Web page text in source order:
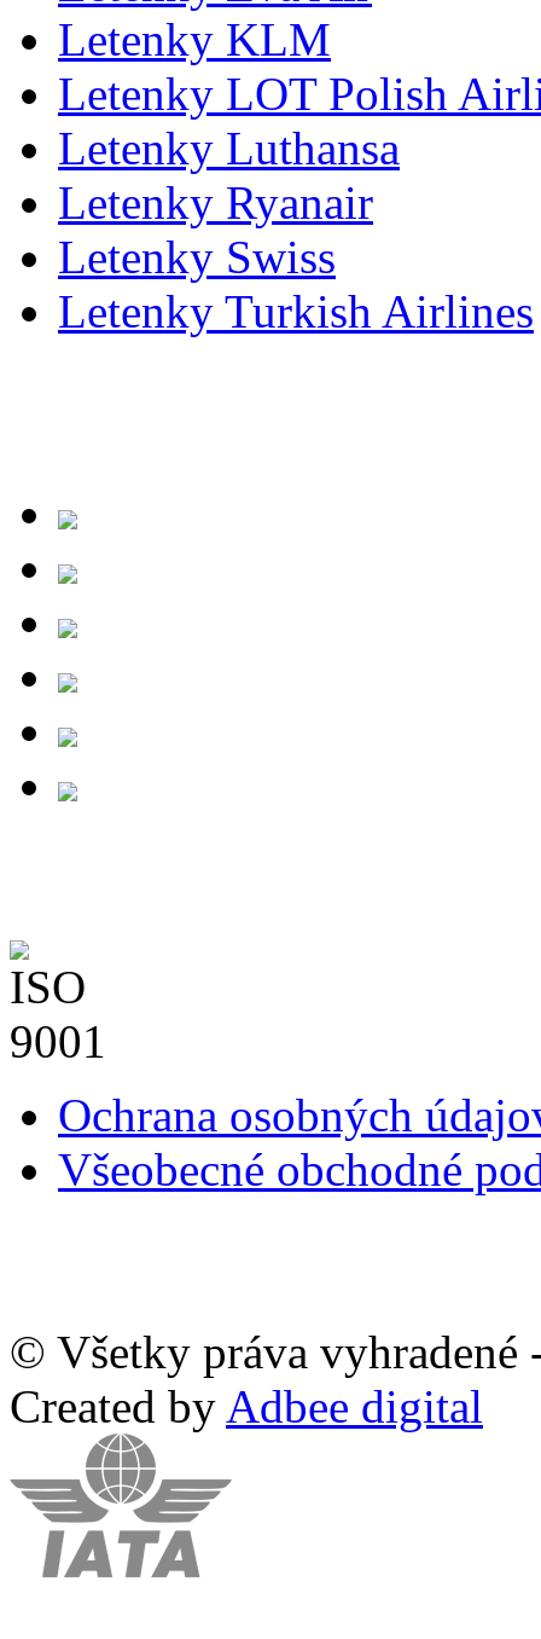
Letenky KLM
Letenky LOT Polish
Letenky Luthansa
Letenky Ryanair
Letenky Swiss
Letenky Turkish Airlines
Ochrana osobných
Všeobecné obchodné
© Všetky práva vyhradené
Created by Adbee digital